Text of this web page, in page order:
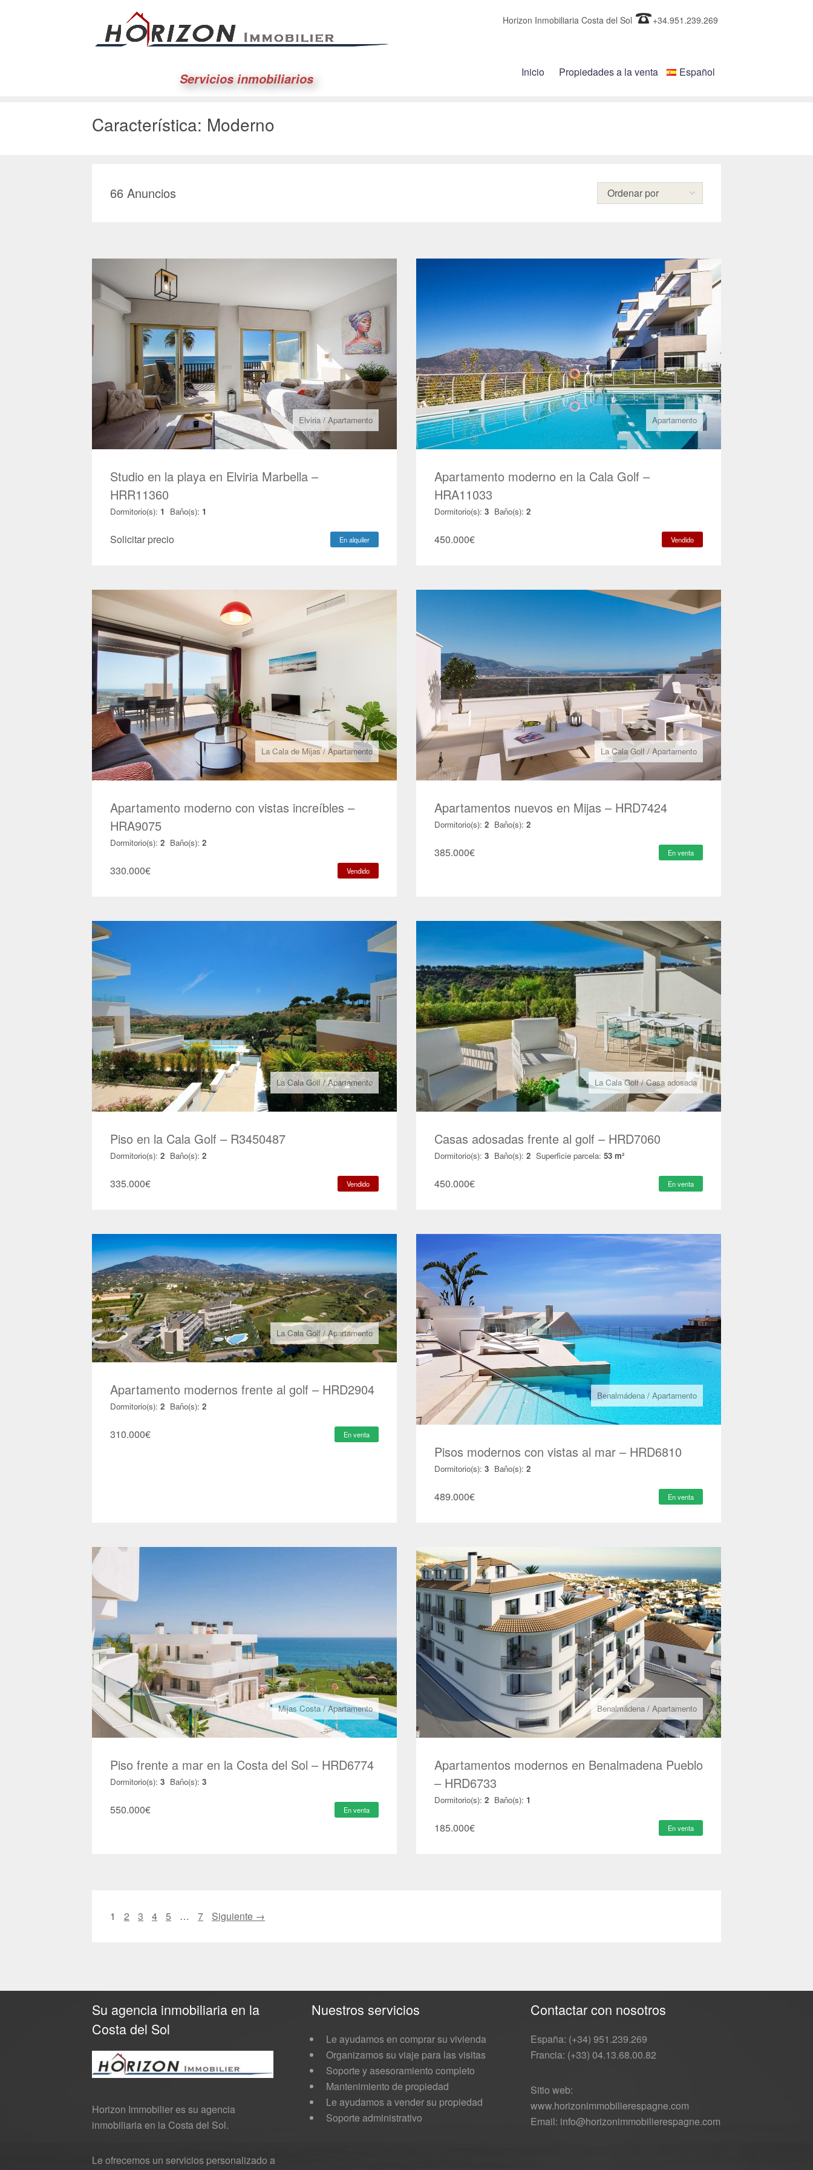
Servicios inmobiliarios Inicio Propiedades a la venta Español
Horizon Inmobiliaria Costa del Sol +34.951.239.269
Característica: Moderno
66 Anuncios
Elviria/Apartamento
Studio en la playa en Elviria Marbella –
HRR11360
Dormitorio(s): 1 Baño(s): 1
Solicitar precio En alquiler
Apartamento
Apartamento moderno en la Cala Golf –
HRA11033
Dormitorio(s): 3 Baño(s): 2
450.000€ Vendido
La Cala de Mijas/Apartamento
Apartamento moderno con vistas increíbles –
HRA9075
Dormitorio(s): 2 Baño(s): 2
330.000€ Vendido
La Cala Golf /Apartamento
Apartamentos nuevos en Mijas – HRD7424
Dormitorio(s): 2 Baño(s): 2
385.000€ En venta
La Cala Golf/Apartamento
Piso en la Cala Golf – R3450487
Dormitorio(s): 2 Baño(s): 2
335.000€ Vendido
La Cala Golf/Casa adosada
Casas adosadas frente al golf – HRD7060
Dormitorio(s): 3 Baño(s): 2 Superficie parcela: 53 m²
450.000€ En venta
La Cala Golf /Apartamento
Apartamento modernos frente al golf – HRD2904
Dormitorio(s): 2 Baño(s): 2
310.000€ En venta
Benalmádena / Apartamento
Pisos modernos con vistas al mar – HRD6810
Dormitorio(s): 3 Baño(s): 2
489.000€ En venta
Mijas Costa/ Apartamento
Piso frente a mar en la Costa del Sol – HRD6774
Dormitorio(s): 3 Baño(s): 3
550.000€ En venta
Benalmádena / Apartamento
Apartamentos modernos en Benalmadena Pueblo
– HRD6733
Dormitorio(s): 2 Baño(s): 1
185.000€ En venta
1 2 3 4 5 … 7 Siguiente →
Su agencia inmobiliaria en la
Costa del Sol
Horizon Immobilier es su agencia
inmobiliaria en la Costa del Sol.
Le ofrecemos un servicios personalizado a
Nuestros servicios
Le ayudamos en comprar su vivienda
Organizamos su viaje para las visitas
Soporte y asesoramiento completo
Mantenimiento de propiedad
Le ayudamos a vender su propiedad
Soporte administrativo
Contactar con nosotros
España: (+34) 951.239.269
Francia: (+33) 04.13.68.00.82
Sitio web:
www.horizonimmobilierespagne.com
Email: info@horizonimmobilierespagne.com